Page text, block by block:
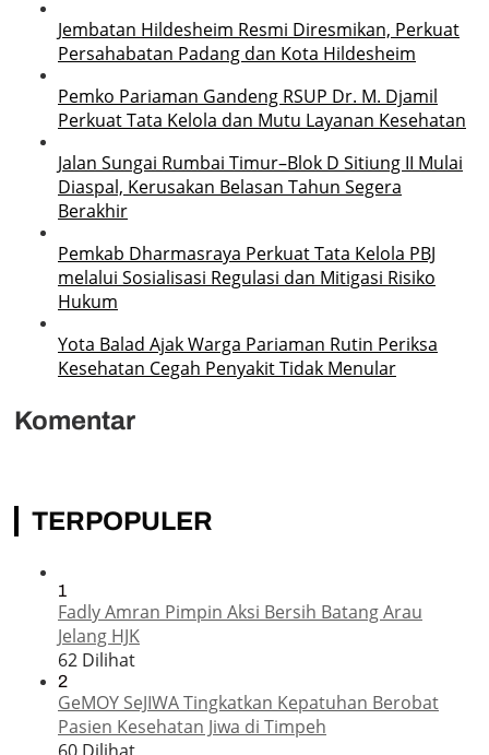
Jembatan Hildesheim Resmi Diresmikan, Perkuat
Persahabatan Padang dan Kota Hildesheim
Pemko Pariaman Gandeng RSUP Dr. M. Djamil
Perkuat Tata Kelola dan Mutu Layanan Kesehatan
Jalan Sungai Rumbai Timur–Blok D Sitiung II Mulai
Diaspal, Kerusakan Belasan Tahun Segera
Berakhir
Pemkab Dharmasraya Perkuat Tata Kelola PBJ
melalui Sosialisasi Regulasi dan Mitigasi Risiko
Hukum
Yota Balad Ajak Warga Pariaman Rutin Periksa
Kesehatan Cegah Penyakit Tidak Menular
Komentar
TERPOPULER
1
Fadly Amran Pimpin Aksi Bersih Batang Arau
Jelang HJK
62 Dilihat
2
GeMOY SeJIWA Tingkatkan Kepatuhan Berobat
Pasien Kesehatan Jiwa di Timpeh